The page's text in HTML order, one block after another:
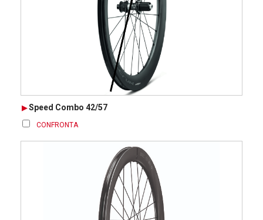
Speed Combo 42/57
CONFRONTA